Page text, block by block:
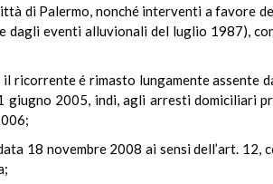
di Palermo, nonché interventi a favore
dagli eventi alluvionali del luglio 1987),
é rimasto lungamente assente
2005, indi, agli arresti domiciliari
18 novembre 2008 ai sensi dell’art.